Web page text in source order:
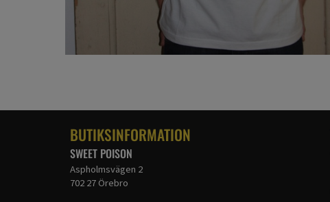
BUTIKSINFORMATION
SWEET POISON
Aspholmsvägen 2
702 27 Örebro